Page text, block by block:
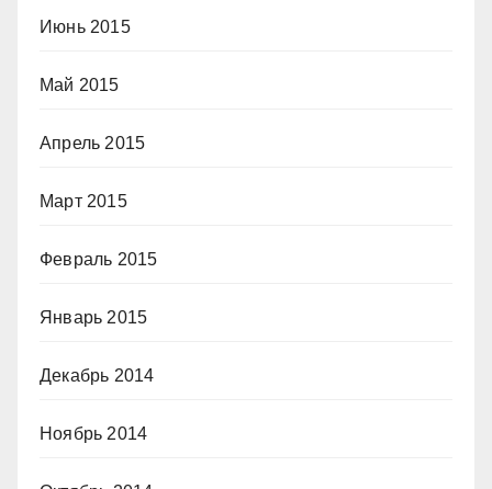
Июнь 2015
Май 2015
Апрель 2015
Март 2015
Февраль 2015
Январь 2015
Декабрь 2014
Ноябрь 2014